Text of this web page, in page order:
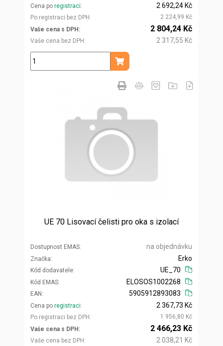
Cena po registraci
Po registraci bez DPH
2 692,24 Kč
2 224,99 Kč
Vaše cena s DPH
Vaše cena bez DPH
2 804,24 Kč
2 317,55 Kč
ks
Přidat do košíku
UE 70 Lisovací čelisti pro oka s izolací
Dostupnost EMAS na objednávku
Značka
Kód dodavatele
Erko
UE_70
Kód EMAS
EAN
ELOSOS1002268
5905912893083
Cena po registraci
Po registraci bez DPH
2 367,73 Kč
1 956,80 Kč
Vaše cena s DPH
Vaše cena bez DPH
2 466,23 Kč
2 038,21 Kč